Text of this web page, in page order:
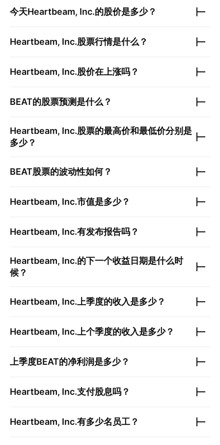
今天Heartbeam, Inc.的股价是多少？
Heartbeam, Inc.股票行情是什么？
Heartbeam, Inc.股价在上涨吗？
BEAT的股票预测是什么？
Heartbeam, Inc.股票的最高价和最低价分别是
多少？
BEAT股票的波动性如何？
Heartbeam, Inc.市值是多少？
Heartbeam, Inc.有发布报告吗？
Heartbeam, Inc.的下一个收益日期是什么时
候？
Heartbeam, Inc. 上季度的收入是多少？
Heartbeam, Inc. 上个季度的收入是多少？
上季度BEAT的净利润是多少？
Heartbeam, Inc.支付股息吗？
Heartbeam, Inc.有多少名员工？